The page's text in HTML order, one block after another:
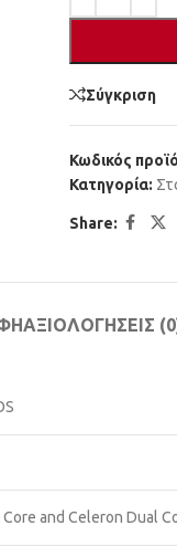
Σύγκριση
Κωδικός
Κατηγορία:
Share:
ΑΞΙΟΛΟΓΉΣΕΙΣ
and Celeron Dual